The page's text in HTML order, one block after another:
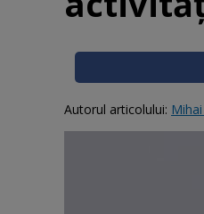
Autorul articolului: